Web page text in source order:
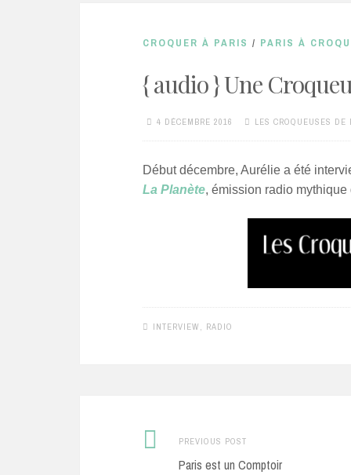
CROQUER À PARIS / PARIS À
{ audio } Une
4 DÉCEMBRE 2016 LES CROQUEUSES DE
Début décembre, Aurélie a été
La Planète, émission radio
INTERVIEW , RADIO
PostPREVIOUS POSTPrevious
post:
Paris est un Comptoir